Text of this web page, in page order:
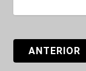
ANTERIOR